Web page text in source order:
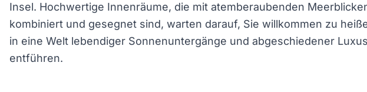
Insel. Hochwertige Innenräume, die mit atemberaubenden
kombiniert und gesegnet sind, warten darauf, Sie willkommen zu
in eine Welt lebendiger Sonnenuntergänge und abgeschiedener
entführen.